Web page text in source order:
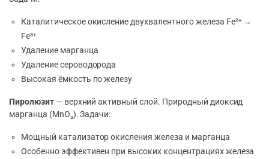
Каталитическое окисление двухвалентного железа Fe²⁺ →
Fe³⁺
Удаление марганца
Удаление сероводорода
Высокая ёмкость по железу
Пиролюзит— верхний активный слой. Природный диоксид
марганца (MnO₂). Задачи:
Мощный катализатор окисления железа и марганца
Особенно эффективен при высоких концентрациях железа